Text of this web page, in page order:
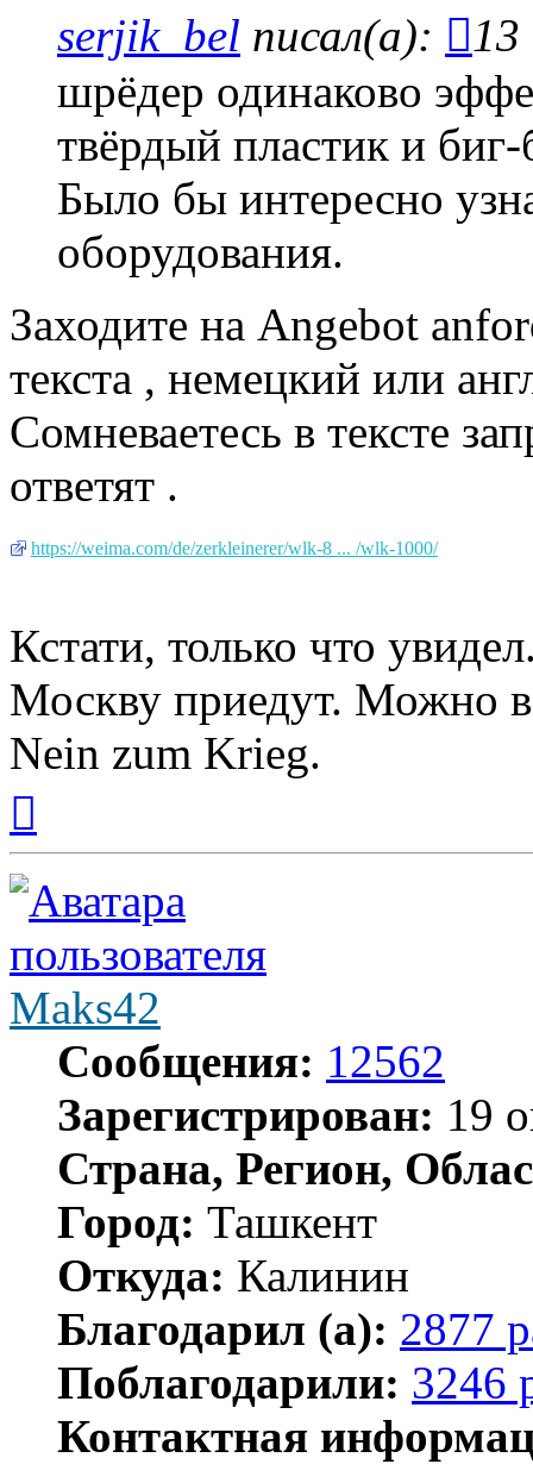
serjik_bel писал(а):
13
шрёдер одинаково
твёрдый пластик и биг-
Было бы интересно
оборудования.
Заходите на Angebot
текста , немецкий или
Сомневаетесь в тексте
ответят .
https://weima.com/de/zerkleinerer/wlk-8 ... /wlk-1000/
Кстати, только что
Москву приедут. Можно
Nein zum Krieg.
началу
Maks42
Сообщения: 12562
Зарегистрирован: 19
Страна, Регион,
Город: Ташкент
Откуда: Калинин
Благодарил (а): 2877
Поблагодарили: 3246
Контактная